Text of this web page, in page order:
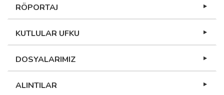
RÖPORTAJ
KUTLULAR UFKU
DOSYALARIMIZ
ALINTILAR